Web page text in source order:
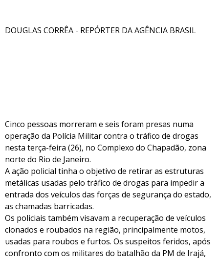
DOUGLAS CORRÊA - REPÓRTER DA AGÊNCIA BRASIL
Cinco pessoas morreram e seis foram presas numa
operação da Polícia Militar contra o tráfico de drogas
nesta terça-feira (26), no Complexo do Chapadão, zona
norte do Rio de Janeiro.
A ação policial tinha o objetivo de retirar as estruturas
metálicas usadas pelo tráfico de drogas para impedir a
entrada dos veículos das forças de segurança do estado,
as chamadas barricadas.
Os policiais também visavam a recuperação de veículos
clonados e roubados na região, principalmente motos,
usadas para roubos e furtos. Os suspeitos feridos, após
confronto com os militares do batalhão da PM de Irajá,